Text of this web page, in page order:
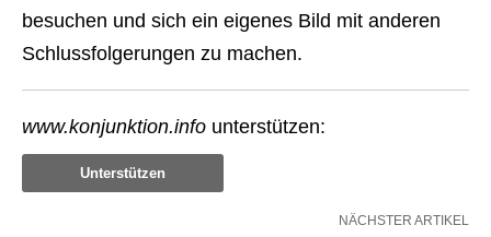
besuchen und sich ein eigenes Bild mit anderen
Schlussfolgerungen zu machen.
www.konjunktion.info unterstützen:
Unterstützen
NÄCHSTER ARTIKEL